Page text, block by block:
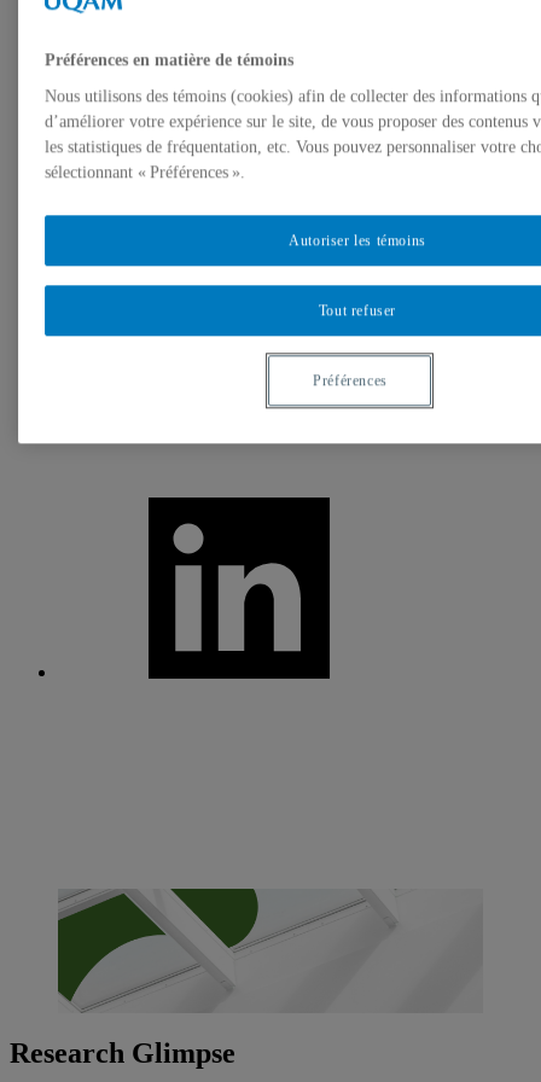
Media library
Newsletters / Research Chair INFRA-S
Research Glimpse
Contact us
Research Glimpse
Préférences en matière de témoins
Nous utilisons des témoins (cookies) afin de collecter des informations
d’améliorer votre expérience sur le site, de vous proposer des contenus
les statistiques de fréquentation, etc. Vous pouvez personnaliser votre
sélectionnant « Préférences ».
Tout refuser
Autoriser les témoins
Préférences